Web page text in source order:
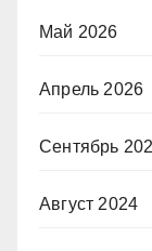
Май 2026
Апрель 2026
Сентябрь
Август 2024